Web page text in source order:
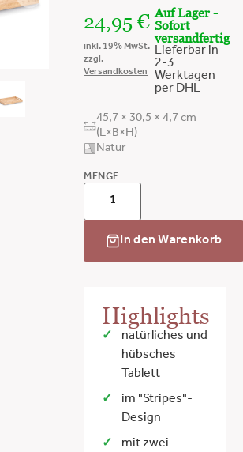
24,95€
inkl. 19% MwSt.
zzgl.
Versandkosten
Auf Lager -
Sofort
versandfertig
Lieferbar in
2-3
Werktagen
per DHL
45,7 × 30,5 × 4,7 cm
(L×B×H)
Natur
MENGE
In den Warenkorb
Highlights
natürliches und
hübsches
Tablett
im "Stripes"-
Design
mit zwei